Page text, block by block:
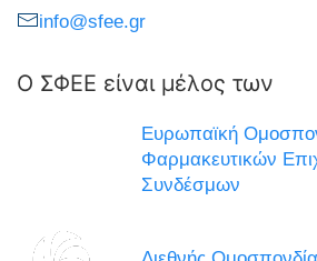
info@sfee.gr
Ο ΣΦΕΕ είναι μέλος των
Ευρωπαϊκή
Φαρμακευτικών
Συνδέσμων